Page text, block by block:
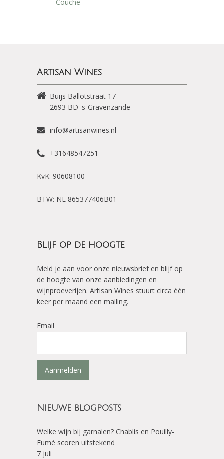
Artisan Wines
Buijs Ballotstraat 17
2693 BD 's-Gravenzande
info@artisanwines.nl
+31648547251
KvK: 90608100
BTW: NL 865377406B01
Blijf op de hoogte
Meld je aan voor onze nieuwsbrief en blijf op
de hoogte van onze aanbiedingen en
wijnproeverijen. Artisan Wines stuurt circa één
keer per maand een mailing.
Email
Aanmelden
Nieuwe blogposts
Welke wijn bij garnalen? Chablis en Pouilly-
Fumé scoren uitstekend
7 juli